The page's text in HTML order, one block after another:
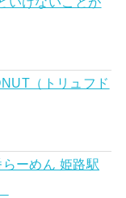
（トリュフド
ーめん 姫路駅